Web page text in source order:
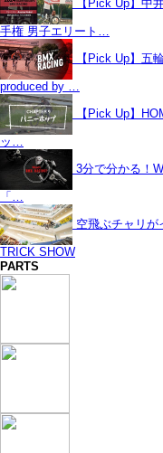
【Pick Up】中
手権 男子エリート…
【Pick Up】五
produced by …
【Pick Up】
ッ…
3分で分かる！
「…
空飛ぶチャリ
TRICK SHOW
PARTS